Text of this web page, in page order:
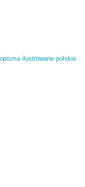
ilustrowane polskie